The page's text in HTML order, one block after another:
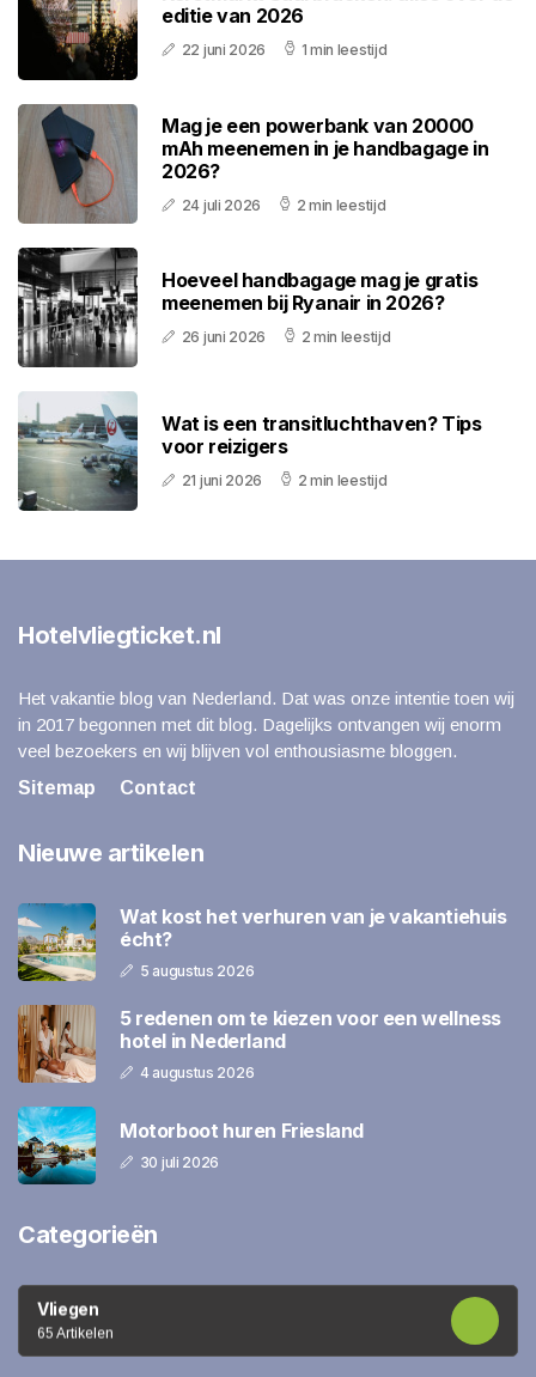
editie van 2026
22 juni 2026 1 min leestijd
Mag je een powerbank van 20000
mAh meenemen in je handbagage in
2026?
24 juli 2026 2 min leestijd
Hoeveel handbagage mag je gratis
meenemen bij Ryanair in 2026?
26 juni 2026 2 min leestijd
Wat is een transitluchthaven? Tips
voor reizigers
21 juni 2026 2 min leestijd
Hotelvliegticket.nl
Het vakantie blog van Nederland. Dat was onze intentie toen wij
in 2017 begonnen met dit blog. Dagelijks ontvangen wij enorm
veel bezoekers en wij blijven vol enthousiasme bloggen.
Sitemap
Contact
Nieuwe artikelen
Wat kost het verhuren van je vakantiehuis
écht?
5 augustus 2026
5 redenen om te kiezen voor een wellness
hotel in Nederland
4 augustus 2026
Motorboot huren Friesland
30 juli 2026
Categorieën
Vliegen
65 Artikelen